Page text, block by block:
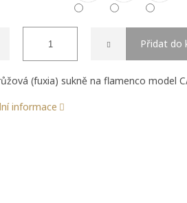
Přidat do
(fuxia) sukně na flamenco model
informace